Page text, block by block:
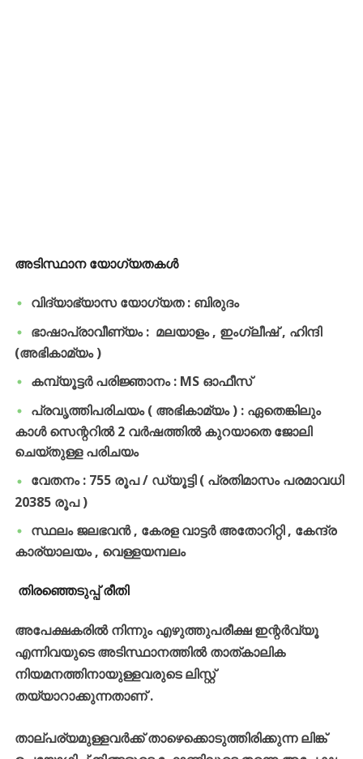
അടിസ്ഥാന യോഗ്യതകൾ
വിദ്യാഭ്യാസ യോഗ്യത : ബിരുദം
ഭാഷാപ്രാവീണ്യം : മലയാളം , ഇംഗ്ലീഷ് , ഹിന്ദി
(അഭികാമ്യം )
കമ്പ്യൂട്ടർ പരിജ്ഞാനം : MS ഓഫീസ്
പ്രവൃത്തിപരിചയം ( അഭികാമ്യം ) : ഏതെങ്കിലും
കാൾ സെന്ററിൽ 2 വർഷത്തിൽ കുറയാതെ ജോലി
ചെയ്തുള്ള പരിചയം
വേതനം : 755 രൂപ / ഡ്യൂട്ടി ( പ്രതിമാസം പരമാവധി
20385 രൂപ )
സ്ഥലം ജലഭവൻ , കേരള വാട്ടർ അതോറിറ്റി , കേന്ദ്ര
കാര്യാലയം , വെള്ളയമ്പലം
തിരഞ്ഞെടുപ്പ് രീതി
അപേക്ഷകരിൽ നിന്നും എഴുത്തുപരീക്ഷ ഇന്റർവ്യൂ
എന്നിവയുടെ അടിസ്ഥാനത്തിൽ താത്കാലിക
നിയമനത്തിനായുള്ളവരുടെ ലിസ്റ്റ്
തയ്യാറാക്കുന്നതാണ് .
താല്പര്യമുള്ളവർക്ക് താഴെക്കൊടുത്തിരിക്കുന്ന ലിങ്ക്